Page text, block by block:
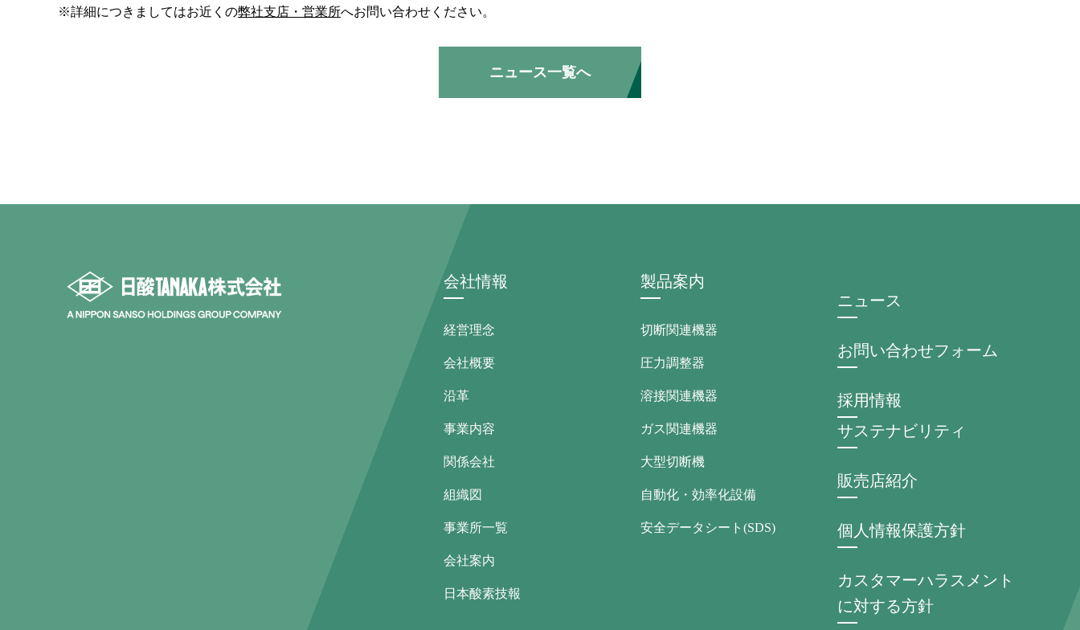
※詳細につきましてはお近くの弊社支店・営業所へお問い合わせください。
ニュース一覧へ
会社情報
経営理念
会社概要
沿革
事業内容
関係会社
組織図
事業所一覧
会社案内
日本酸素技報
製品案内
切断関連機器
圧力調整器
溶接関連機器
ガス関連機器
大型切断機
自動化・効率化設備
安全データシート(SDS)
ニュース
お問い合わせフォーム
採用情報
サステナビリティ
販売店紹介
個人情報保護方針
カスタマーハラスメント
に対する方針